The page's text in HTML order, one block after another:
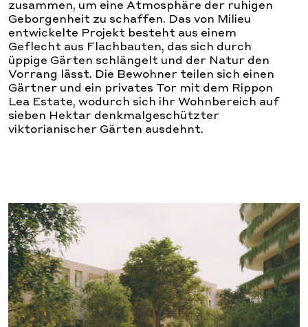
zusammen, um eine Atmosphäre der ruhigen
Geborgenheit zu schaffen. Das von Milieu
entwickelte Projekt besteht aus einem
Geflecht aus Flachbauten, das sich durch
üppige Gärten schlängelt und der Natur den
Vorrang lässt. Die Bewohner teilen sich einen
Gärtner und ein privates Tor mit dem Rippon
Lea Estate, wodurch sich ihr Wohnbereich auf
sieben Hektar denkmalgeschützter
viktorianischer Gärten ausdehnt.